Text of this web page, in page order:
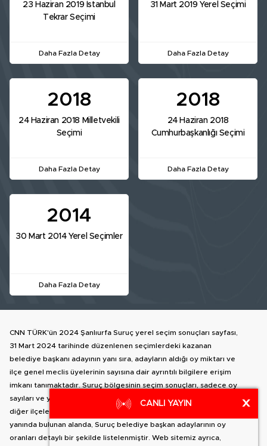
23 Haziran 2019 İstanbul
Tekrar Seçimi
Daha Fazla Detay
31 Mart 2019 Yerel Seçimi
Daha Fazla Detay
2018
24 Haziran 2018 Milletvekili
Seçimi
Daha Fazla Detay
2018
24 Haziran 2018
Cumhurbaşkanlığı Seçimi
Daha Fazla Detay
2014
30 Mart 2014 Yerel Seçimler
Daha Fazla Detay
CNN TÜRK'ün 2024 Şanlıurfa Suruç yerel seçim sonuçları sayfası,
31 Mart 2024 tarihinde düzenlenen seçimlerdeki kazanan
belediye başkanı adayının yanı sıra, adayların aldığı oy miktarı ve
ilçe genel meclis üyelerinin sayısına dair ayrıntılı bilgilere erişim
imkanı tanımaktadır. Suruç bölgesinin seçim sonuçları, sadece oy
sayıları ve yüzdeleri ile sınırlı kalmayıp, Şanlıurfa genelindeki
diğer ilçelere geçiş yapma olanağı da sunar. İlçe haritasının
yanında bulunan alanda, Suruç belediye başkan adaylarının oy
oranları detaylı bir şekilde listelenmiştir. Web sitemiz ayrıca,
CANLI YAYIN X